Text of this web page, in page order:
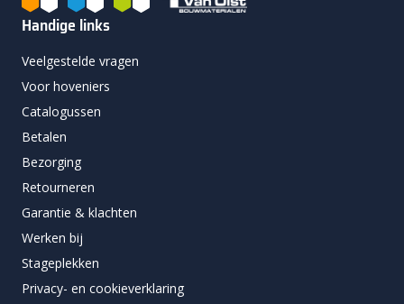
Handige links
Veelgestelde vragen
Voor hoveniers
Catalogussen
Betalen
Bezorging
Retourneren
Garantie & klachten
Werken bij
Stageplekken
Privacy- en cookieverklaring